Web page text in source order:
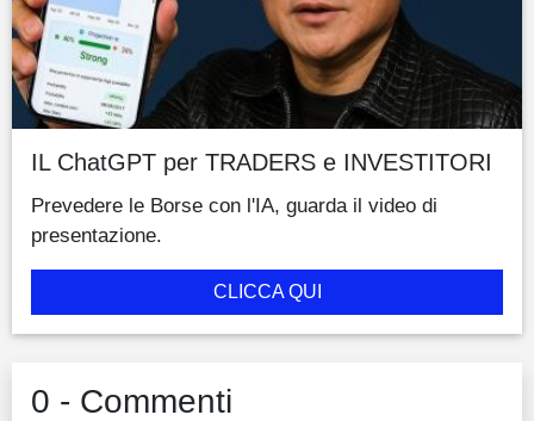
IL ChatGPT per TRADERS e INVESTITORI
Prevedere le Borse con l'IA, guarda il video di
presentazione.
CLICCA QUI
0 - Commenti